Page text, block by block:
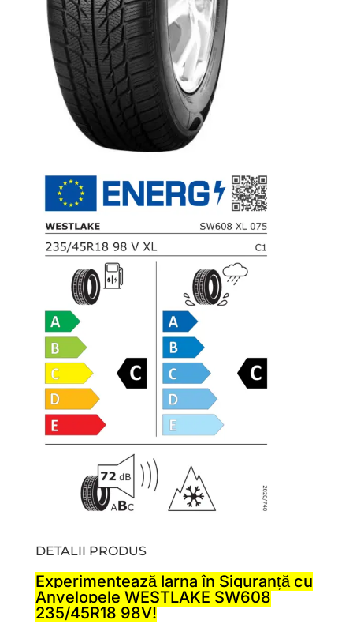
DETALII PRODUS
Experimentează Iarna în Siguranță cu
Anvelopele WESTLAKE SW608
235/45R18 98V!